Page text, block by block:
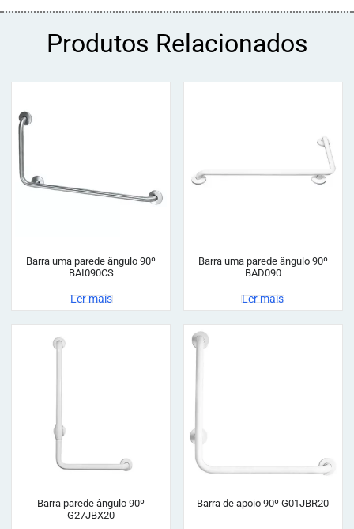
Produtos Relacionados
Barra uma parede ângulo 90º
BAI090CS
Ler mais
Barra uma parede ângulo 90º
BAD090
Ler mais
Barra parede ângulo 90º
G27JBX20
Barra de apoio 90º G01JBR20